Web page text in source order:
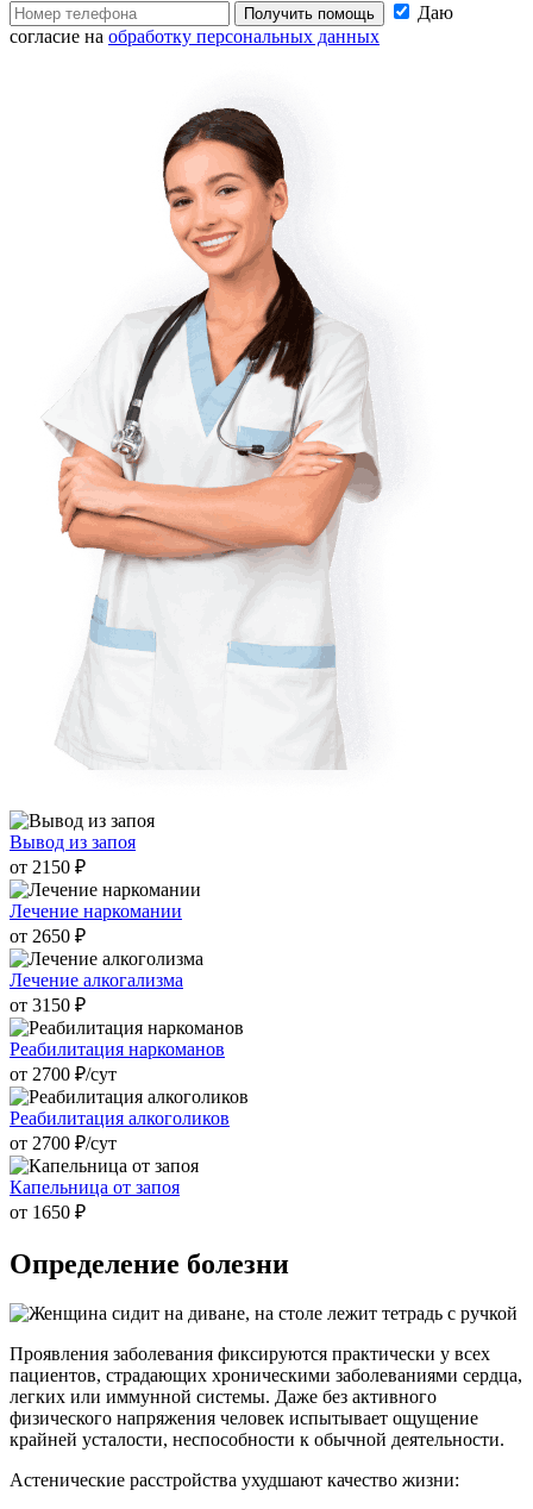
Получить помощь
Даю
согласие на обработку персональных данных
Вывод из запоя
от 2150 ₽
Лечение наркомании
от 2650 ₽
Лечение алкогализма
от 3150 ₽
Реабилитация наркоманов
от 2700 ₽/cут
Реабилитация алкоголиков
от 2700 ₽/cут
Капельница от запоя
от 1650 ₽
Определение болезни
Проявления заболевания фиксируются практически у всех
пациентов, страдающих хроническими заболеваниями сердца,
легких или иммунной системы. Даже без активного
физического напряжения человек испытывает ощущение
крайней усталости, неспособности к обычной деятельности.
Астенические расстройства ухудшают качество жизни: